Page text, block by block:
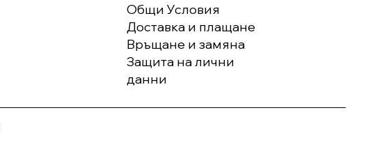
Общи Условия
Доставка и плащане
Връщане и замяна
Защита на лични
данни